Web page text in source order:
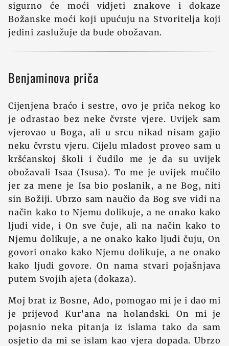
sigurno će moći vidjeti znakove i dokaze
Božanske moći koji upućuju na Stvoritelja koji
jedini zaslužuje da bude obožavan.
Benjaminova priča
Cijenjena braćo i sestre, ovo je priča nekog ko
je odrastao bez neke čvrste vjere. Uvijek sam
vjerovao u Boga, ali u srcu nikad nisam gajio
neku čvrstu vjeru. Cijelu mladost proveo sam u
kršćanskoj školi i čudilo me je da su uvijek
obožavali Isaa (Isusa). To me je uvijek mučilo
jer za mene je Isa bio poslanik, a ne Bog, niti
sin Božiji. Ubrzo sam naučio da Bog sve vidi na
način kako to Njemu dolikuje, a ne onako kako
ljudi vide, i On sve čuje, ali na način kako to
Njemu dolikuje, a ne onako kako ljudi čuju, On
govori onako kako Njemu dolikuje, a ne onako
kako ljudi govore. On nama stvari pojašnjava
putem Svojih ajeta (dokaza).
Moj brat iz Bosne, Ado, pomogao mi je i dao mi
je prijevod Kur’ana na holandski. On mi je
pojasnio neka pitanja iz islama tako da sam
osjetio da mi se islam kao vjera dopada. Ubrzo